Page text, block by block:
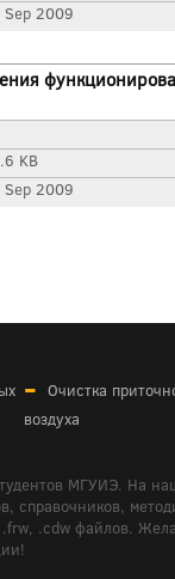
2009
KB
2009
Очистка
воздуха
МГУИЭ. На
справочников,
.cdw файлов.